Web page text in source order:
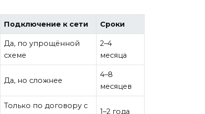
Подключение к сети Сроки
Да, по упрощённой
схеме
2–4
месяца
Да, но сложнее
4–8
месяцев
Только по договору с
1–2 года